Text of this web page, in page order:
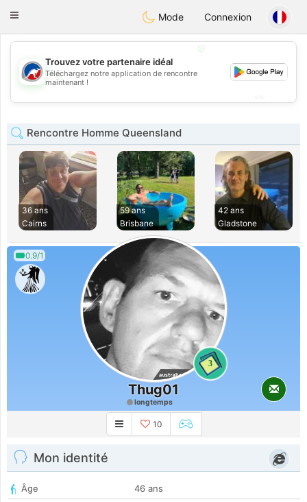
AustraliaChat
Toggle
Mode Connexion
💖
💕
Trouvez votre partenaire idéal
Téléchargez notre application de rencontre
maintenant !
Rencontre Homme Queensland
36 ans
Cairns
59 ans
Brisbane
42 ans
Gladstone
0.9/1
3
Thug01
longtemps
10
Mon identité
Âge
46 ans